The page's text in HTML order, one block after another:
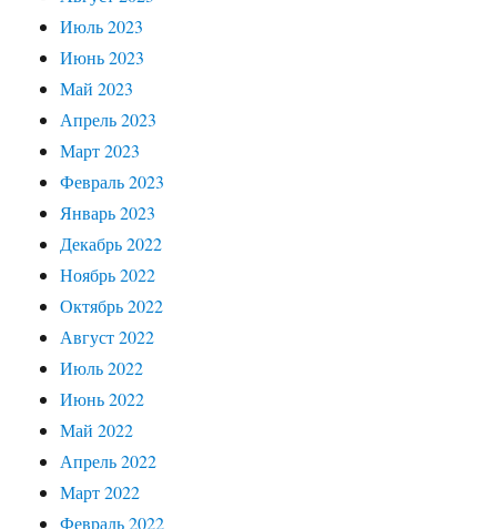
Июль 2023
Июнь 2023
Май 2023
Апрель 2023
Март 2023
Февраль 2023
Январь 2023
Декабрь 2022
Ноябрь 2022
Октябрь 2022
Август 2022
Июль 2022
Июнь 2022
Май 2022
Апрель 2022
Март 2022
Февраль 2022